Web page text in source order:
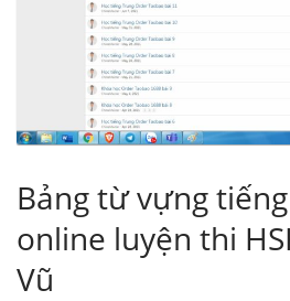
Bảng từ vựng
online luyện thi
Vũ